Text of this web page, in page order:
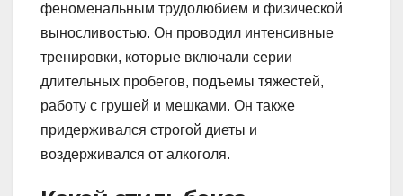
феноменальным трудолюбием и физической
выносливостью. Он проводил интенсивные
тренировки, которые включали серии
длительных пробегов, подъемы тяжестей,
работу с грушей и мешками. Он также
придерживался строгой диеты и
воздерживался от алкоголя.